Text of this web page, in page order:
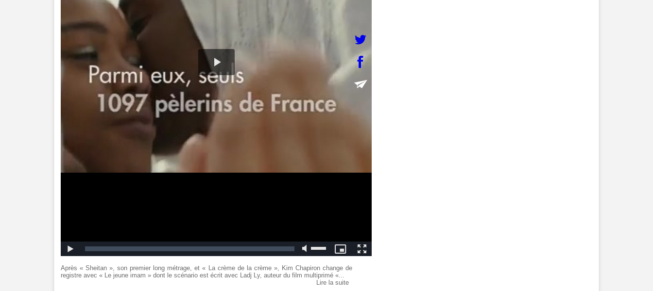
Après « Sheitan », son premier long métrage, et « La crème de la crème », Kim Chapiron change de
registre avec « Le jeune imam » dont le scénario est écrit avec Ladj Ly, auteur du film multiprimé «...
Lire la suite